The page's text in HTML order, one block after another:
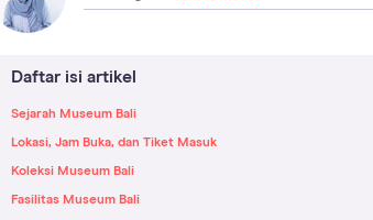
Daftar isi artikel
Sejarah Museum Bali
Lokasi, Jam Buka, dan Tiket Masuk
Koleksi Museum Bali
Fasilitas Museum Bali